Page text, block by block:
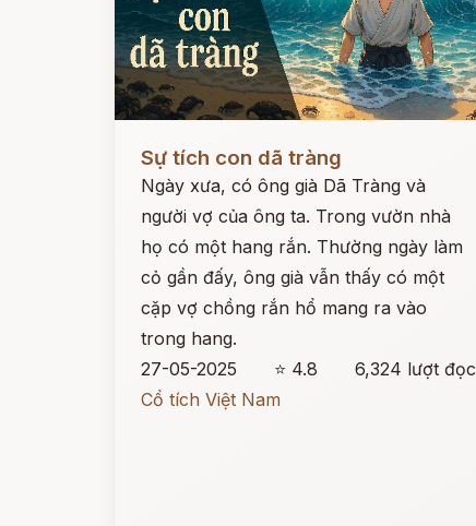
Sự tích con dã tràng
Ngày xưa, có ông già Dã Tràng và
người vợ của ông ta. Trong vườn nhà
họ có một hang rắn. Thường ngày làm
cỏ gần đấy, ông già vẫn thấy có một
cặp vợ chồng rắn hổ mang ra vào
trong hang.
27-05-2025
⭐ 4.8
6,324 lượt đọc
Cổ tích Việt Nam